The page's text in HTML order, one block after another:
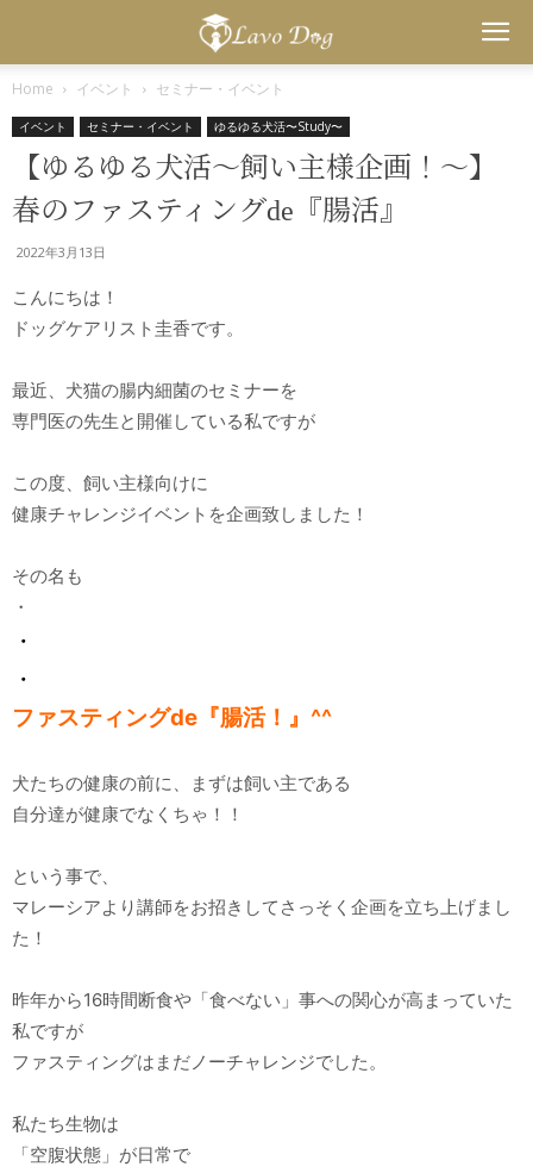
Dog
Home イベント セミナー・イベント
イベント セミナー・イベント ゆるゆる犬活〜Study〜
【ゆるゆる犬活〜飼い主様企画！〜】
春のファスティングde『腸活』
2022年3月13日
こんにちは！
ドッグケアリスト圭香です。
最近、犬猫の腸内細菌のセミナーを
専門医の先生と開催している私ですが
この度、飼い主様向けに
健康チャレンジイベントを企画致しました！
その名も
・
・
・
ファスティングde『腸活！』^^
犬たちの健康の前に、まずは飼い主である
自分達が健康でなくちゃ！！
という事で、
マレーシアより講師をお招きしてさっそく企画を立ち上げまし
た！
昨年から16時間断食や「食べない」事への関心が高まっていた
私ですが
ファスティングはまだノーチャレンジでした。
私たち生物は
「空腹状態」が日常で